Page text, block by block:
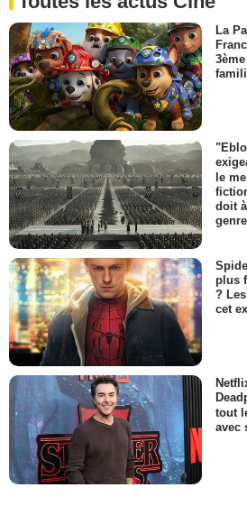
La
le
doit
plus
?
cet
tout
avec